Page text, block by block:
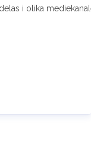
i olika